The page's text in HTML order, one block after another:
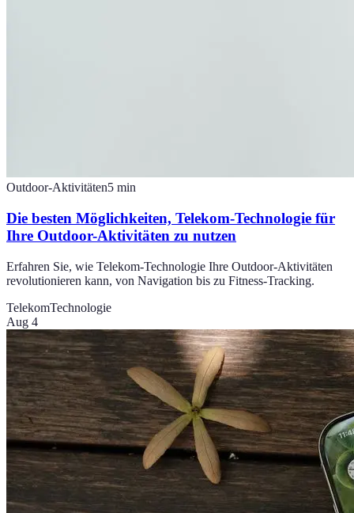
Outdoor-Aktivitäten5 min
Die besten Möglichkeiten, Telekom-Technologie für
Ihre Outdoor-Aktivitäten zu nutzen
Erfahren Sie, wie Telekom-Technologie Ihre Outdoor-Aktivitäten
revolutionieren kann, von Navigation bis zu Fitness-Tracking.
TelekomTechnologie
Aug 4